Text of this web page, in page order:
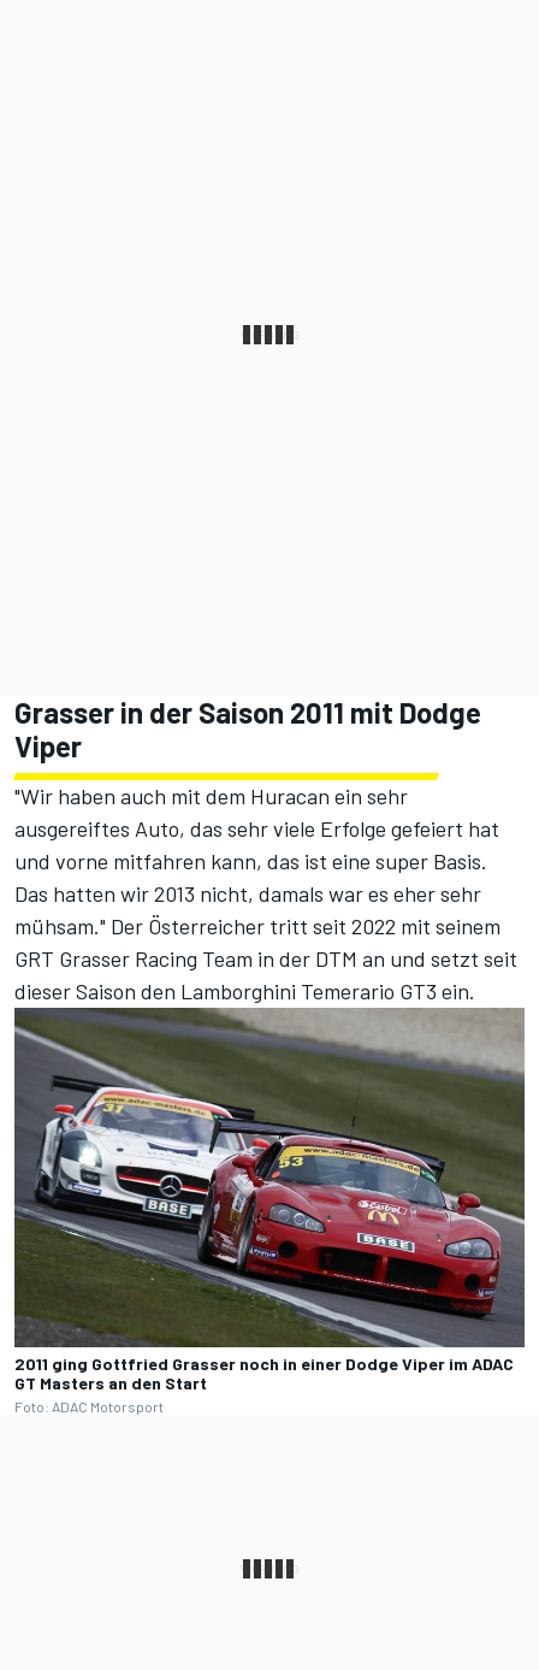
Grasser in der Saison 2011 mit Dodge
Viper
"Wir haben auch mit dem Huracan ein sehr
ausgereiftes Auto, das sehr viele Erfolge gefeiert hat
und vorne mitfahren kann, das ist eine super Basis.
Das hatten wir 2013 nicht, damals war es eher sehr
mühsam." Der Österreicher tritt seit 2022 mit seinem
GRT Grasser Racing Team in der DTM an und setzt seit
dieser Saison den Lamborghini Temerario GT3 ein.
2011 ging Gottfried Grasser noch in einer Dodge Viper im ADAC
GT Masters an den Start
Foto: ADAC Motorsport